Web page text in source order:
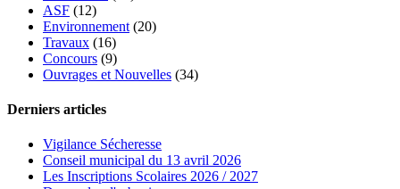
ASF (12)
Environnement (20)
Travaux (16)
Concours (9)
Ouvrages et Nouvelles (34)
Derniers articles
Vigilance Sécheresse
Conseil municipal du 13 avril 2026
Les Inscriptions Scolaires 2026 / 2027